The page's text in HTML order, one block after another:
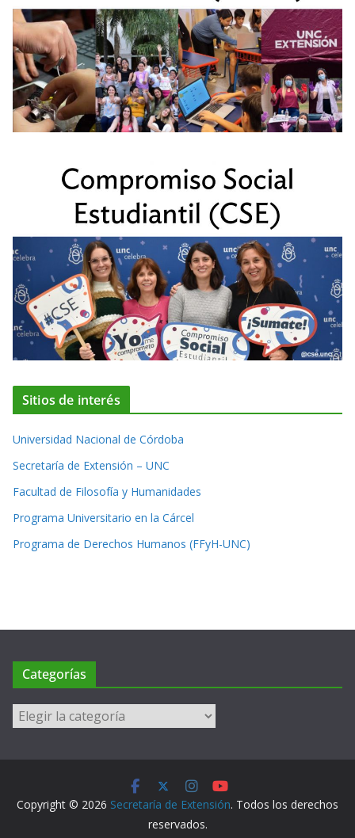
Sitios de interés
Universidad Nacional de Córdoba
Secretaría de Extensión – UNC
Facultad de Filosofía y Humanidades
Programa Universitario en la Cárcel
Programa de Derechos Humanos (FFyH-UNC)
Categorías
Categorías
Copyright © 2026 Secretaría de Extensión. Todos los derechos
reservados.